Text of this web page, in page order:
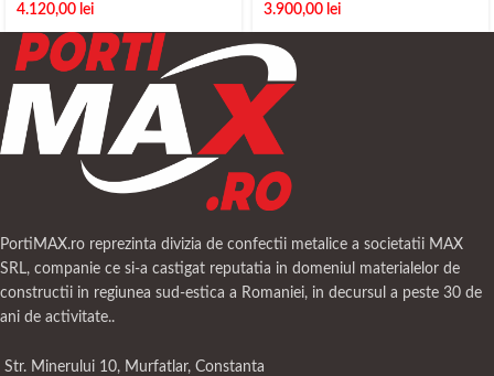
4.120,00 lei 3.900,00 lei
PortiMAX.ro reprezinta divizia de confectii metalice a societatii MAX
SRL, companie ce si-a castigat reputatia in domeniul materialelor de
constructii in regiunea sud-estica a Romaniei, in decursul a peste 30 de
ani de activitate..
Str. Minerului 10, Murfatlar, Constanta